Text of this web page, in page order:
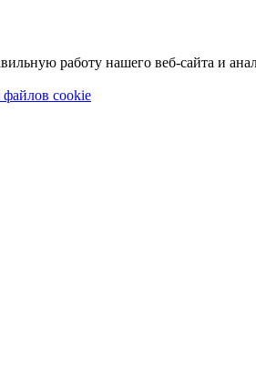
работу нашего веб-сайта и
файлов cookie